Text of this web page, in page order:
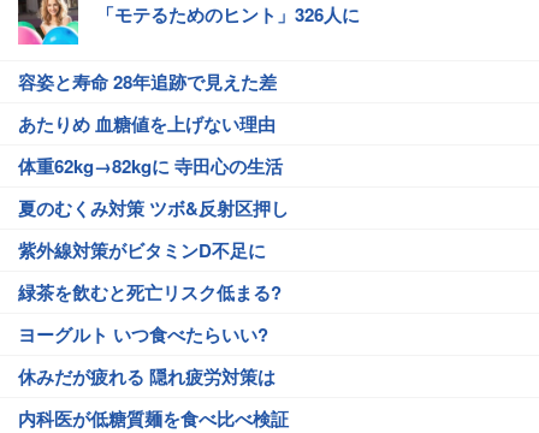
「モテるためのヒント」326人に
容姿と寿命 28年追跡で見えた差
あたりめ 血糖値を上げない理由
体重62kg→82kgに 寺田心の生活
夏のむくみ対策 ツボ&反射区押し
紫外線対策がビタミンD不足に
緑茶を飲むと死亡リスク低まる?
ヨーグルト いつ食べたらいい?
休みだが疲れる 隠れ疲労対策は
内科医が低糖質麺を食べ比べ検証